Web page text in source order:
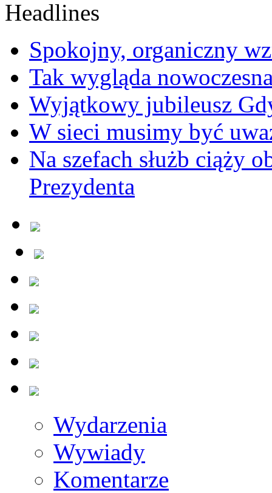
Spokojny, organiczny
Tak wygląda
Wyjątkowy jubileusz
W sieci musimy być
Na szefach służb ciąży
Prezydenta
Wydarzenia
Wywiady
Komentarze